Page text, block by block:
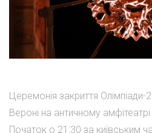
Церемонія закриття Олімпіади-
Вероні на античному
Початок о 21:30 за київським